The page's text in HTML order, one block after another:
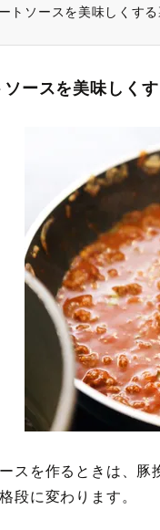
トソースを美味しくす
ソースを美味しく
スを作るときは、
段に変わります。